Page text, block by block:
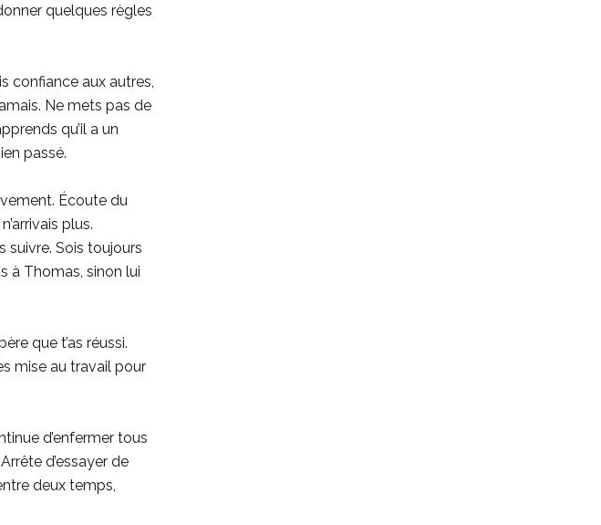
quelques règles
confiance aux autres,
Ne mets pas de
qu’il a un
passé.
Écoute du
plus.
suivre. Sois toujours
à Thomas, sinon lui
que t’as réussi.
mise au travail pour
d’enfermer tous
d’essayer de
deux temps,